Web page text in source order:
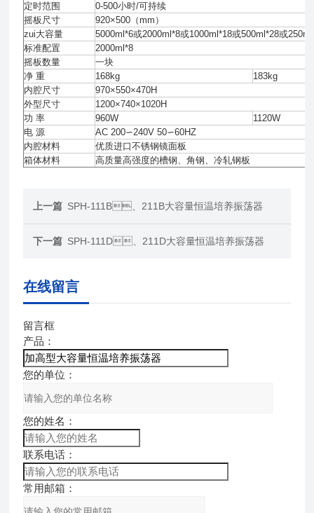
定时范围
0-500小时/可持续
摇板尺寸
920×500（mm）
zui大容量
5000ml*6或2000ml*8或1000ml*18或500ml*28或
标准配置
2000ml*8
摇板数量
一块
净 重
168kg
183kg
内腔尺寸
970×550×470H
外型尺寸
1200×740×1020H
功 率
960W
1120W
电 源
AC 200∽240V 50∽60HZ
内腔材料
优质进口不锈钢镜面板
箱体材料
高质量高强度的槽钢、角钢、冷轧钢板
上一篇 SPH-111B、211B大容量恒温培养振荡器
下一篇 SPH-111D、211D大容量恒温培养振荡器
在线留言
留言框
产品：
您的单位：
您的姓名：
联系电话：
常用邮箱：